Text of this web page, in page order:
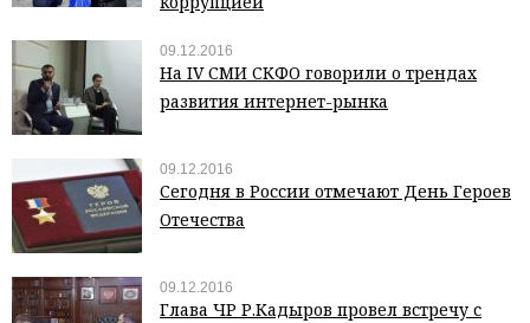
09.12.2016
На IV СМИ СКФО говорили о трендах
развития интернет-рынка
09.12.2016
Сегодня в России отмечают День Героев
Отечества
09.12.2016
Глава ЧР Р.Кадыров провел встречу с